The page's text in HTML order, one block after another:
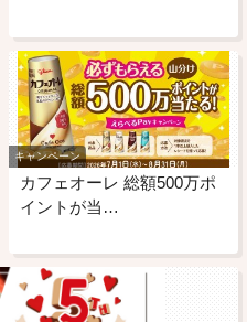
キャンペーン
カフェオーレ 総額500万ポ
イントが当…